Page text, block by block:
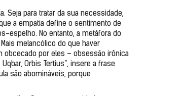
Seja para tratar da sua necessidade,
a empatia define o sentimento de
espelho. No entanto, a metáfora do
melancólico do que haver
obcecado por eles – obsessão irônica
Orbis Tertius”, insere a frase
são abomináveis, porque